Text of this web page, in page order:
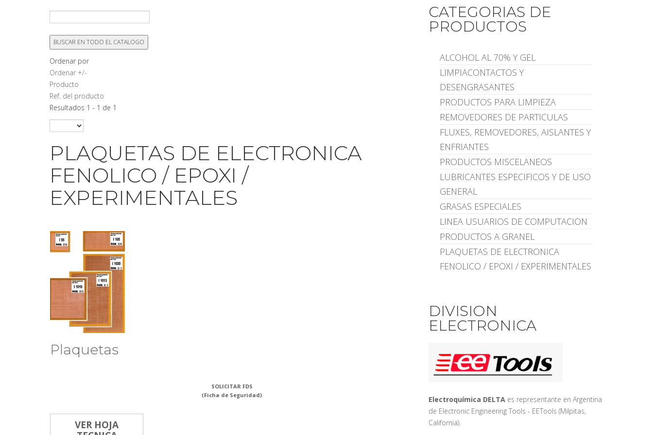
Ordenar por
Ordenar +/-
Producto
Ref. del producto
Resultados 1 - 1 de 1
PLAQUETAS DE ELECTRONICA
FENOLICO / EPOXI /
EXPERIMENTALES
Plaquetas
SOLICITAR FDS
(Ficha de Seguridad)
VER HOJA
CATEGORIAS DE
PRODUCTOS
ALCOHOL AL 70% Y GEL
LIMPIACONTACTOS Y
DESENGRASANTES
PRODUCTOS PARA LIMPIEZA
REMOVEDORES DE PARTICULAS
FLUXES, REMOVEDORES, AISLANTES Y
ENFRIANTES
PRODUCTOS MISCELANEOS
LUBRICANTES ESPECIFICOS Y DE USO
GENERAL
GRASAS ESPECIALES
LINEA USUARIOS DE COMPUTACION
PRODUCTOS A GRANEL
PLAQUETAS DE ELECTRONICA
FENOLICO / EPOXI / EXPERIMENTALES
DIVISION
ELECTRONICA
Electroquímica DELTA es representante en Argentina
de Electronic Engineering Tools - EETools (Milpitas,
California).